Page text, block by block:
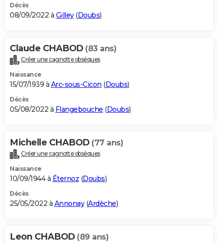
Décès
08/09/2022 à Gilley(Doubs)
Claude CHABOD (83 ans)
Créer une cagnotte obsèques
Naissance
15/07/1939 à Arc-sous-Cicon (Doubs)
Décès
05/08/2022 à Flangebouche (Doubs)
Michelle CHABOD (77 ans)
Créer une cagnotte obsèques
Naissance
10/09/1944 à Éternoz (Doubs)
Décès
25/05/2022 à Annonay(Ardèche)
Leon CHABOD (89 ans)